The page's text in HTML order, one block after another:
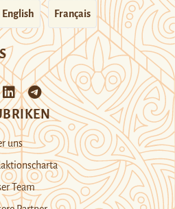
English Français
uns
Team